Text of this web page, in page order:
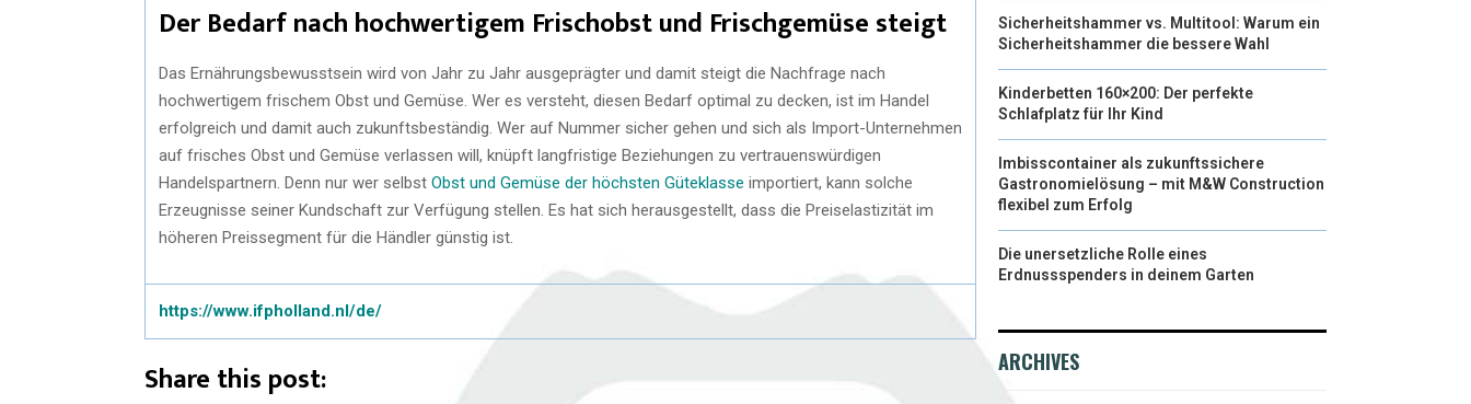
Der Bedarf nach hochwertigem Frischobst und Frischgemüse steigt
Das Ernährungsbewusstsein wird von Jahr zu Jahr ausgeprägter und damit steigt die Nachfrage nach
hochwertigem frischem Obst und Gemüse. Wer es versteht, diesen Bedarf optimal zu decken, ist im Handel
erfolgreich und damit auch zukunftsbeständig. Wer auf Nummer sicher gehen und sich als Import-Unternehmen
auf frisches Obst und Gemüse verlassen will, knüpft langfristige Beziehungen zu vertrauenswürdigen
Handelspartnern. Denn nur wer selbst Obst und Gemüse der höchsten Güteklasse importiert, kann solche
Erzeugnisse seiner Kundschaft zur Verfügung stellen. Es hat sich herausgestellt, dass die Preiselastizität im
höheren Preissegment für die Händler günstig ist.
https://www.ifpholland.nl/de/
Share this post:
Sicherheitshammer vs. Multitool: Warum ein
Sicherheitshammer die bessere Wahl
Kinderbetten 160×200: Der perfekte
Schlafplatz für Ihr Kind
Imbisscontainer als zukunftssichere
Gastronomielösung – mit M&W Construction
flexibel zum Erfolg
Die unersetzliche Rolle eines
Erdnussspenders in deinem Garten
ARCHIVES